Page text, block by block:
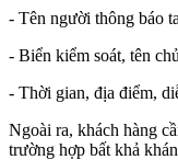
- Tên người thông báo
- Biển kiểm soát, tên
- Thời gian, địa điểm,
Ngoài ra, khách hàng
trường hợp bất khả